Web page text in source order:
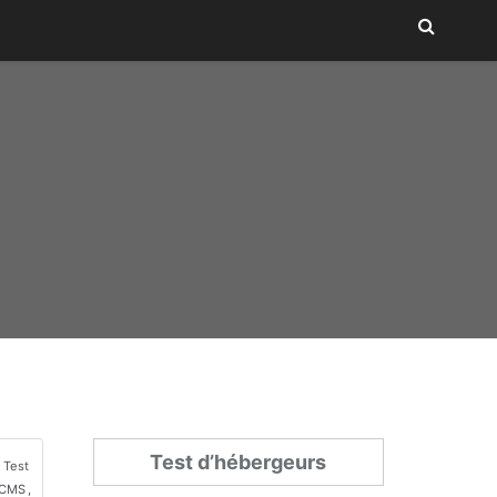
Test
Test d’hébergeurs